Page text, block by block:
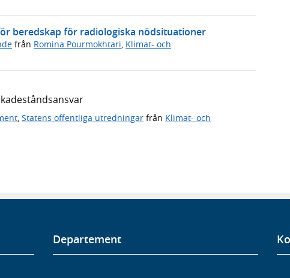
beredskap för radiologiska nödsituationer
från Romina Pourmokhtari Klimat- och
, Statens offentliga utredningar från Klimat- och
Departement